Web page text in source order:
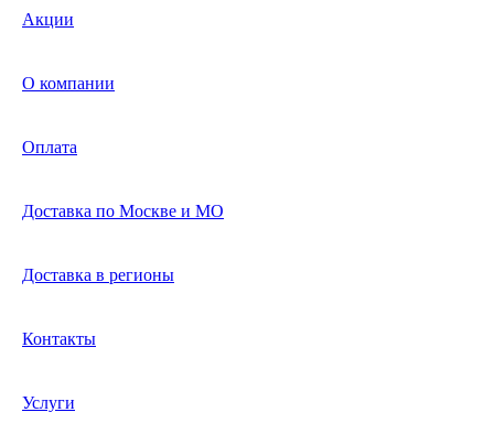
Акции
О компании
Оплата
Доставка по Москве и МО
Доставка в регионы
Контакты
Услуги